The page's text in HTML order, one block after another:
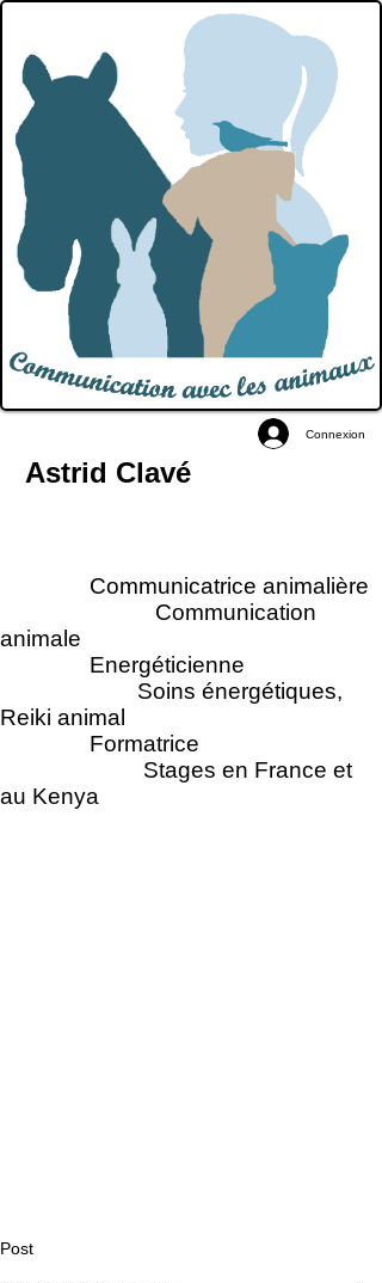
Connexion
Astrid Clavé
Communicatrice animalière
Communication
animale
Energéticienne
Soins énergétiques,
Reiki animal
Formatrice
Stages en France et
au Kenya
Post